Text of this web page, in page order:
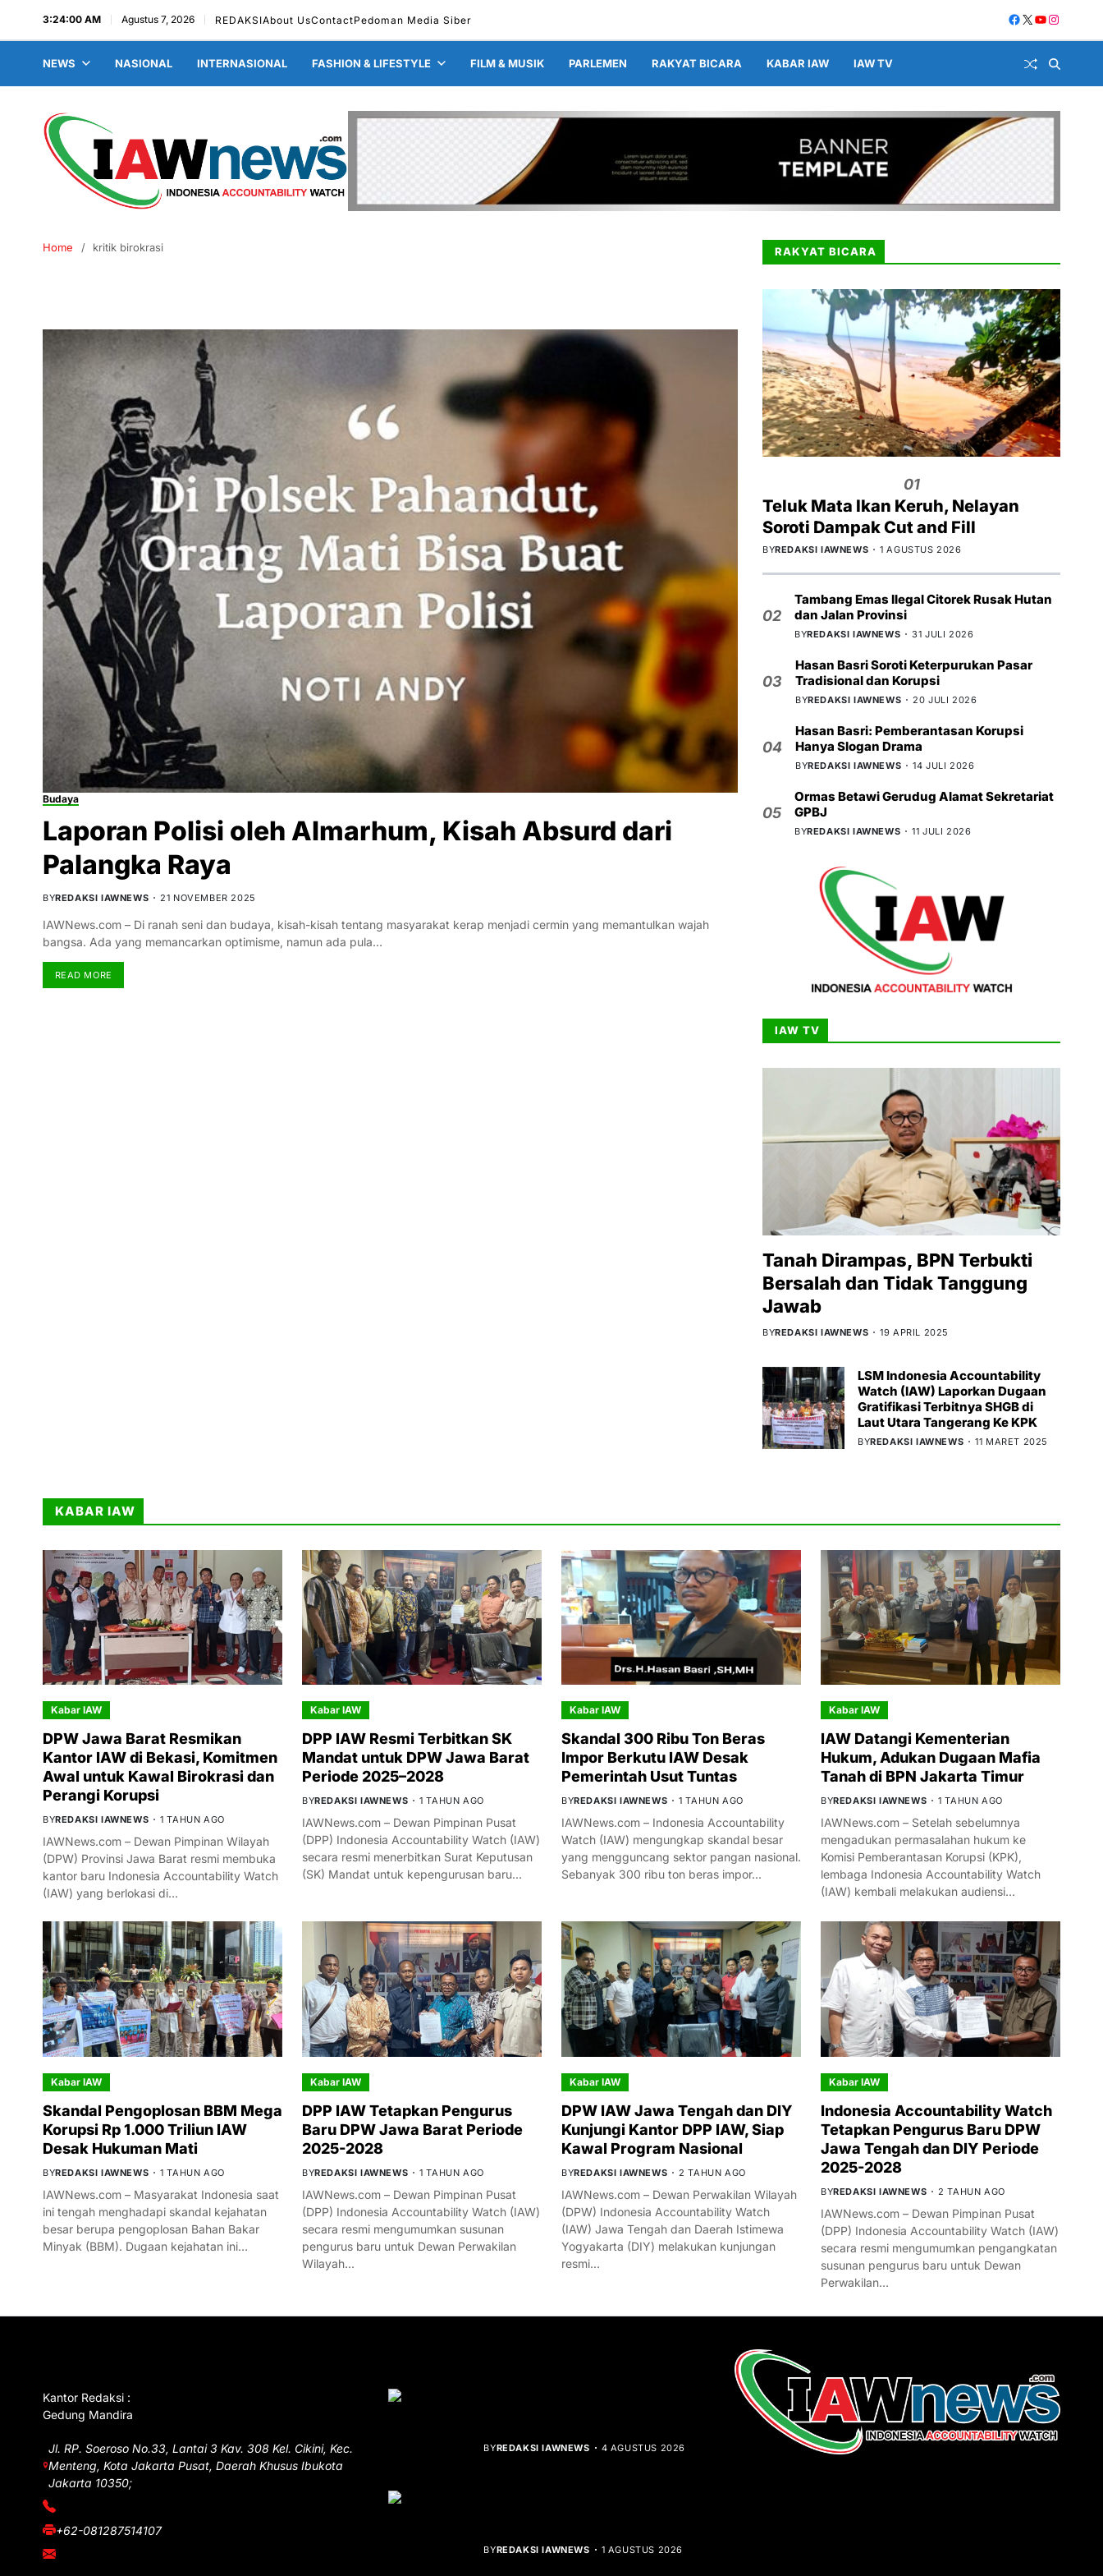
3:24:01 AM Agustus 7, 2026 REDAKSI About UsContactPedoman Media Siber
NEWS NASIONAL INTERNASIONAL FASHION & LIFESTYLE FILM & MUSIK PARLEMEN RAKYAT BICARA KABAR IAW IAW TV
Home kritik birokrasi
Budaya
Laporan Polisi oleh Almarhum, Kisah Absurd dari
Palangka Raya
BYREDAKSI IAWNEWS 21 NOVEMBER 2025
IAWNews.com – Di ranah seni dan budaya, kisah-kisah tentang masyarakat kerap menjadi cermin yang memantulkan wajah
bangsa. Ada yang memancarkan optimisme, namun ada pula…
READ MORE
RAKYAT BICARA
01
Teluk Mata Ikan Keruh, Nelayan
Soroti Dampak Cut and Fill
BYREDAKSI IAWNEWS 1 AGUSTUS 2026
02
Tambang Emas Ilegal Citorek Rusak Hutan
dan Jalan Provinsi
BYREDAKSI IAWNEWS 31 JULI 2026
03
Hasan Basri Soroti Keterpurukan Pasar
Tradisional dan Korupsi
BYREDAKSI IAWNEWS 20 JULI 2026
04
Hasan Basri: Pemberantasan Korupsi
Hanya Slogan Drama
BYREDAKSI IAWNEWS 14 JULI 2026
05
Ormas Betawi Gerudug Alamat Sekretariat
GPBJ
BYREDAKSI IAWNEWS 11 JULI 2026
IAW TV
Tanah Dirampas, BPN Terbukti
Bersalah dan Tidak Tanggung
Jawab
BYREDAKSI IAWNEWS 19 APRIL 2025
LSM Indonesia Accountability
Watch (IAW) Laporkan Dugaan
Gratifikasi Terbitnya SHGB di
Laut Utara Tangerang Ke KPK
BYREDAKSI IAWNEWS 11 MARET 2025
KABAR IAW
Kabar IAW
DPW Jawa Barat Resmikan
Kantor IAW di Bekasi, Komitmen
Awal untuk Kawal Birokrasi dan
Perangi Korupsi
BYREDAKSI IAWNEWS 1 TAHUN AGO
IAWNews.com – Dewan Pimpinan Wilayah
(DPW) Provinsi Jawa Barat resmi membuka
kantor baru Indonesia Accountability Watch
(IAW) yang berlokasi di…
Kabar IAW
DPP IAW Resmi Terbitkan SK
Mandat untuk DPW Jawa Barat
Periode 2025–2028
BYREDAKSI IAWNEWS 1 TAHUN AGO
IAWNews.com – Dewan Pimpinan Pusat
(DPP) Indonesia Accountability Watch (IAW)
secara resmi menerbitkan Surat Keputusan
(SK) Mandat untuk kepengurusan baru…
Kabar IAW
Skandal 300 Ribu Ton Beras
Impor Berkutu IAW Desak
Pemerintah Usut Tuntas
BYREDAKSI IAWNEWS 1 TAHUN AGO
IAWNews.com – Indonesia Accountability
Watch (IAW) mengungkap skandal besar
yang mengguncang sektor pangan nasional.
Sebanyak 300 ribu ton beras impor…
Kabar IAW
IAW Datangi Kementerian
Hukum, Adukan Dugaan Mafia
Tanah di BPN Jakarta Timur
BYREDAKSI IAWNEWS 1 TAHUN AGO
IAWNews.com – Setelah sebelumnya
mengadukan permasalahan hukum ke
Komisi Pemberantasan Korupsi (KPK),
lembaga Indonesia Accountability Watch
(IAW) kembali melakukan audiensi…
Kabar IAW
Skandal Pengoplosan BBM Mega
Korupsi Rp 1.000 Triliun IAW
Desak Hukuman Mati
BYREDAKSI IAWNEWS 1 TAHUN AGO
IAWNews.com – Masyarakat Indonesia saat
ini tengah menghadapi skandal kejahatan
besar berupa pengoplosan Bahan Bakar
Minyak (BBM). Dugaan kejahatan ini…
Kabar IAW
DPP IAW Tetapkan Pengurus
Baru DPW Jawa Barat Periode
2025-2028
BYREDAKSI IAWNEWS 1 TAHUN AGO
IAWNews.com – Dewan Pimpinan Pusat
(DPP) Indonesia Accountability Watch (IAW)
secara resmi mengumumkan susunan
pengurus baru untuk Dewan Perwakilan
Wilayah…
Kabar IAW
DPW IAW Jawa Tengah dan DIY
Kunjungi Kantor DPP IAW, Siap
Kawal Program Nasional
BYREDAKSI IAWNEWS 2 TAHUN AGO
IAWNews.com – Dewan Perwakilan Wilayah
(DPW) Indonesia Accountability Watch
(IAW) Jawa Tengah dan Daerah Istimewa
Yogyakarta (DIY) melakukan kunjungan
resmi…
Kabar IAW
Indonesia Accountability Watch
Tetapkan Pengurus Baru DPW
Jawa Tengah dan DIY Periode
2025-2028
BYREDAKSI IAWNEWS 2 TAHUN AGO
IAWNews.com – Dewan Pimpinan Pusat
(DPP) Indonesia Accountability Watch (IAW)
secara resmi mengumumkan pengangkatan
susunan pengurus baru untuk Dewan
Perwakilan…
Kantor Redaksi :
Gedung Mandira
Jl. RP. Soeroso No.33, Lantai 3 Kav. 308 Kel. Cikini, Kec.
Menteng, Kota Jakarta Pusat, Daerah Khusus Ibukota
Jakarta 10350;
+62-081287514107
BYREDAKSI IAWNEWS 4 AGUSTUS 2026
BYREDAKSI IAWNEWS 1 AGUSTUS 2026